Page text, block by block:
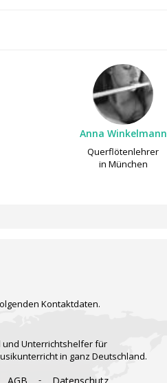
Anna Winkelmann
Querflötenlehrer
in München
Kontaktdaten.
und Unterrichtshelfer für
in ganz Deutschland.
-